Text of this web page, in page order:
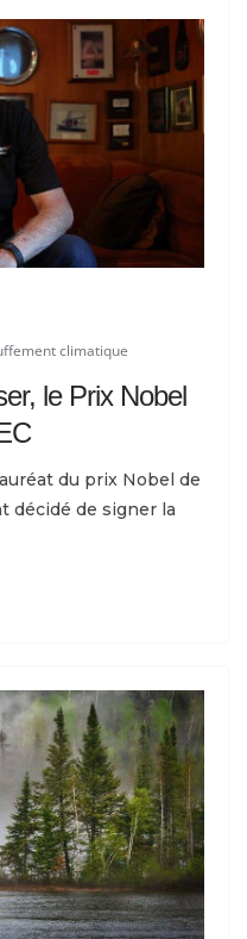
climatique
le Prix Nobel
du prix Nobel de
décidé de signer la